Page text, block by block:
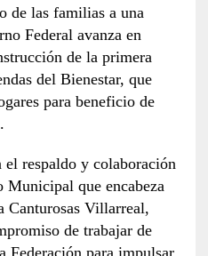
de las familias a una
Federal avanza en
de la primera
del Bienestar, que
para beneficio de
el respaldo y colaboración
Municipal que encabeza
Canturosas Villarreal,
de trabajar de
Federación para impulsar